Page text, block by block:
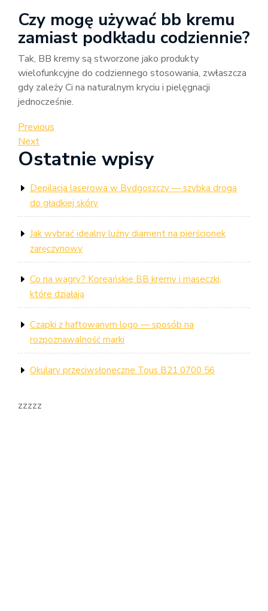
Czy mogę używać bb kremu
zamiast podkładu codziennie?
Tak, BB kremy są stworzone jako produkty
wielofunkcyjne do codziennego stosowania, zwłaszcza
gdy zależy Ci na naturalnym kryciu i pielęgnacji
jednocześnie.
Nawigacja
wpisu
Previous
Post
Previous
Next
Post
Next
Ostatnie wpisy
Depilacja laserowa w Bydgoszczy — szybka droga
do gładkiej skóry
Jak wybrać idealny luźny diament na pierścionek
zaręczynowy
Co na wagry? Koreańskie BB kremy i maseczki,
które działają
Czapki z haftowanym logo — sposób na
rozpoznawalność marki
Okulary przeciwsłoneczne Tous B21 0700 56
zzzzz